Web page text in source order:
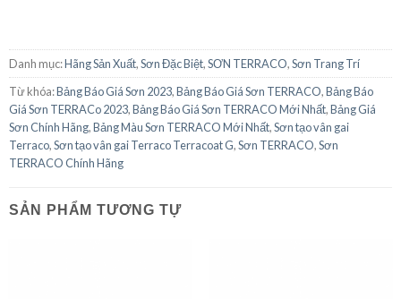
Danh mục:Hãng Sản Xuất,Sơn Đặc Biệt,SƠN TERRACO,Sơn Trang Trí
Từ khóa:Bảng Báo Giá Sơn 2023,Bảng Báo Giá Sơn TERRACO,Bảng Báo
Giá Sơn TERRACo 2023,Bảng Báo Giá Sơn TERRACO Mới Nhất,Bảng Giá
Sơn Chính Hãng,Bảng Màu Sơn TERRACO Mới Nhất,Sơn tạo vân gai
Terraco,Sơn tạo vân gai Terraco Terracoat G,Sơn TERRACO,Sơn
TERRACO Chính Hãng
SẢN PHẨM TƯƠNG TỰ